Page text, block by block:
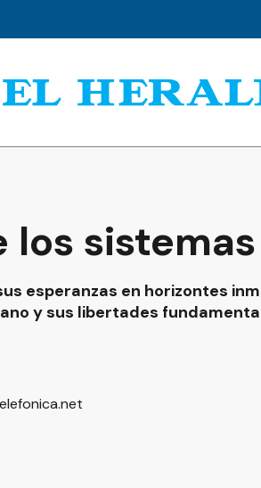
los
esperanzas en horizontes
y sus libertades